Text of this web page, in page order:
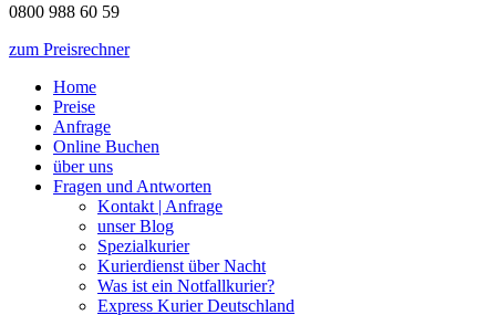
0800 988 60 59
zum Preisrechner
Home
Preise
Anfrage
Online Buchen
über uns
Fragen und Antworten
Kontakt | Anfrage
unser Blog
Spezialkurier
Kurierdienst über Nacht
Was ist ein Notfallkurier?
Express Kurier Deutschland